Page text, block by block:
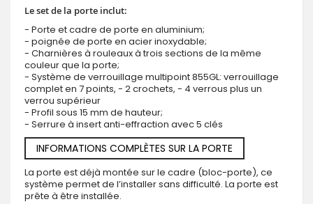
Le set de la porte inclut:
- Porte et cadre de porte en aluminium;
- poignée de porte en acier inoxydable;
- Charnières à rouleaux à trois sections de la même
couleur que la porte;
- Système de verrouillage multipoint 855GL: verrouillage
complet en 7 points, - 2 crochets, - 4 verrous plus un
verrou supérieur
- Profil sous 15 mm de hauteur;
- Serrure à insert anti-effraction avec 5 clés
INFORMATIONS COMPLÈTES SUR LA PORTE
La porte est déjà montée sur le cadre (bloc-porte), ce
système permet de l’installer sans difficulté. La porte est
prête à être installée.